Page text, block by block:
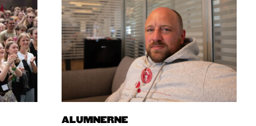
ALUMNERNE